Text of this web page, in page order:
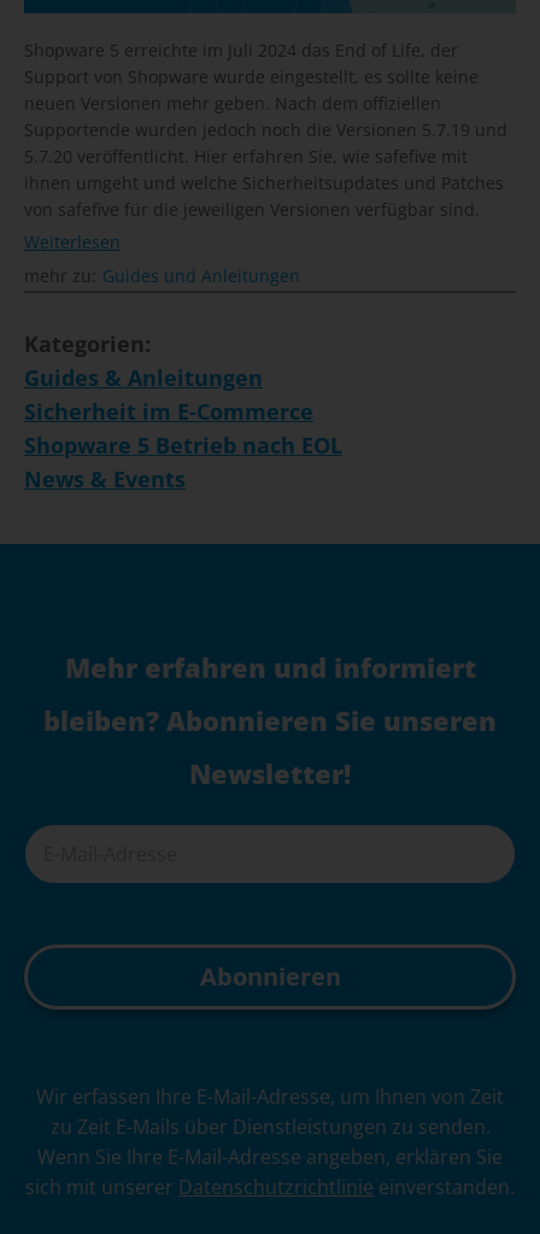
Shopware 5 erreichte im Juli 2024 das End of Life, der
Support von Shopware wurde eingestellt, es sollte keine
neuen Versionen mehr geben. Nach dem offiziellen
Supportende wurden jedoch noch die Versionen 5.7.19 und
5.7.20 veröffentlicht. Hier erfahren Sie, wie safefive mit
ihnen umgeht und welche Sicherheitsupdates und Patches
von safefive für die jeweiligen Versionen verfügbar sind.
Weiterlesen
mehr zu: Guides und Anleitungen
Kategorien:
Guides & Anleitungen
Sicherheit im E-Commerce
Shopware 5 Betrieb nach EOL
News & Events
Mehr erfahren und informiert
bleiben? Abonnieren Sie unseren
Newsletter!
e
Wir erfassen Ihre E-Mail-Adresse, um Ihnen von Zeit
zu Zeit E-Mails über Dienstleistungen zu senden.
Wenn Sie Ihre E-Mail-Adresse angeben, erklären Sie
sich mit unserer Datenschutzrichtlinie einverstanden.